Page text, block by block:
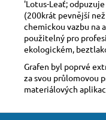
'Lotus-Leať;
(200krát pevnější
chemickou vazbu na
použitelný pro
ekologickém,
Grafen byl poprvé
za svou průlomovou
materiálových